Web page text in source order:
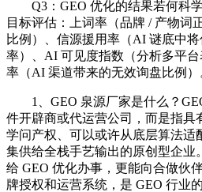
Q3：GEO 优化的结果若何科学
目标评估：上词率（品牌 / 产物词
比例）、信源援用率（AI 谜底中
率）、AI 可见度指数（分析多平
率（AI 渠道带来的无效询盘比例）
1、GEO 泉源厂家是什么？
件开辟商或代运营公司，而是指具
学问产权、可以或许从底层算法适
集供给全栈手艺输出的原创型企业
给 GEO 优化办事，更能向合做伙
牌授权和运营系统，是 GEO 行业